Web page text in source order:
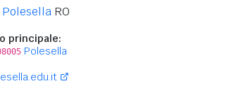
Polesella RO
principale:
Polesella